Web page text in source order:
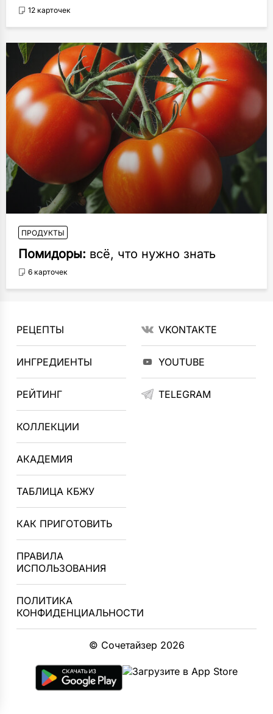
12 карточек
ПРОДУКТЫ
Помидоры: всё, что нужно знать
6 карточек
РЕЦЕПТЫ
ИНГРЕДИЕНТЫ
РЕЙТИНГ
КОЛЛЕКЦИИ
АКАДЕМИЯ
ТАБЛИЦА КБЖУ
КАК ПРИГОТОВИТЬ
ПРАВИЛА
ИСПОЛЬЗОВАНИЯ
ПОЛИТИКА
КОНФИДЕНЦИАЛЬНОСТИ
VKONTAKTE
YOUTUBE
TELEGRAM
© Сочетайзер 2026